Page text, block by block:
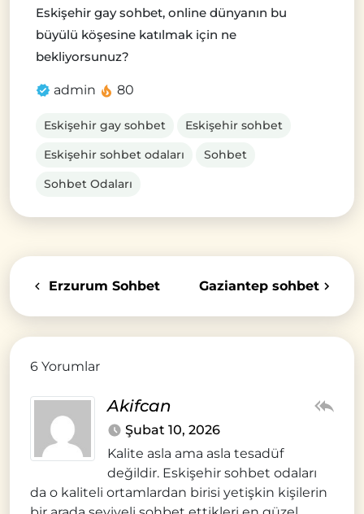
Eskişehir gay sohbet, online dünyanın bu
büyülü köşesine katılmak için ne
bekliyorsunuz?
admin 80
Eskişehir gay sohbet
Eskişehir sohbet
Eskişehir sohbet odaları
Sohbet
Sohbet Odaları
Erzurum Sohbet Gaziantep sohbet
6 Yorumlar
Akifcan
Şubat 10, 2026
Kalite asla ama asla tesadüf
değildir. Eskişehir sohbet odaları
da o kaliteli ortamlardan birisi yetişkin kişilerin